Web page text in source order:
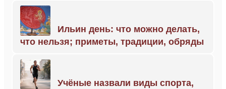
Ильин день: что можно делать,
что нельзя; приметы, традиции, обряды
Учёные назвали виды спорта,